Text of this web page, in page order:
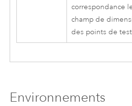
correspondance
champ de
des points de
Environnements